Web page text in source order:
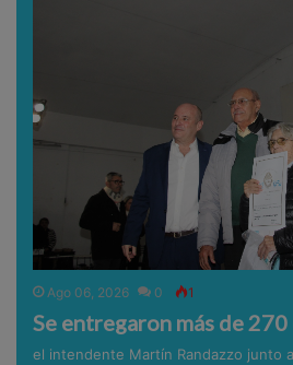
Ago 06, 2026 0 1
Se entregaron más de
el intendente Martín Randazzo junto